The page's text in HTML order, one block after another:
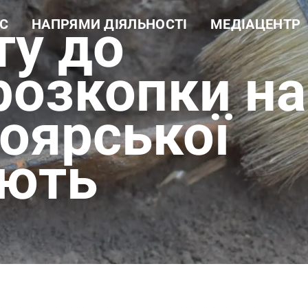
документи
НАПРЯМИ ДІЯЛЬНОСТІ
Навчальна робота
Науково-дослідна робота
Еколого-просвітницька
діяльність
Лісогосподарська
діяльність
Виробнича діяльність
Рекреаційні послуги та
екомережа
МЕДІАЦЕНТР
Новини
Фотогалерея
Відеогалерея
до
на